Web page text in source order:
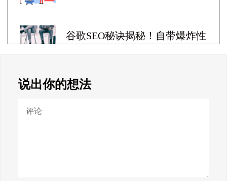
谷歌SEO秘诀揭秘！自带爆炸性
Google SEO终极秘籍，一夜跻
说出你的想法